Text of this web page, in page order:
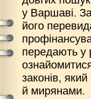
у Варшаві.
його
передають у
законів,
й мирянами.